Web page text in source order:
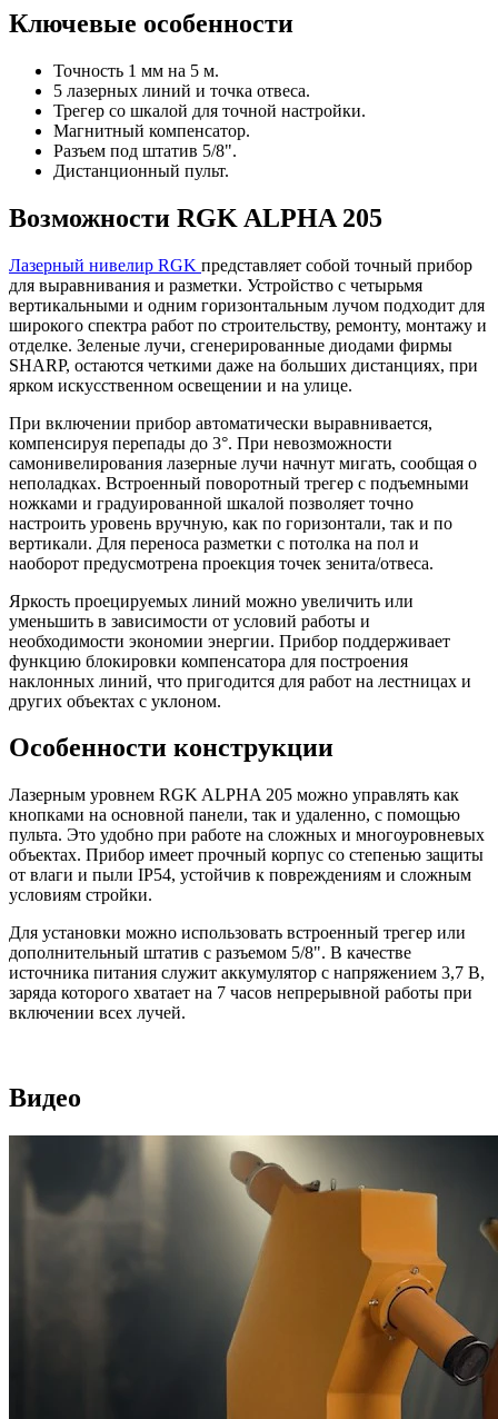
Ключевые особенности
Точность 1 мм на 5 м.
5 лазерных линий и точка отвеса.
Трегер со шкалой для точной настройки.
Магнитный компенсатор.
Разъем под штатив 5/8".
Дистанционный пульт.
Возможности RGK ALPHA 205
Лазерный нивелир RGK представляет собой точный прибор
для выравнивания и разметки. Устройство с четырьмя
вертикальными и одним горизонтальным лучом подходит для
широкого спектра работ по строительству, ремонту, монтажу и
отделке. Зеленые лучи, сгенерированные диодами фирмы
SHARP, остаются четкими даже на больших дистанциях, при
ярком искусственном освещении и на улице.
При включении прибор автоматически выравнивается,
компенсируя перепады до 3°. При невозможности
самонивелирования лазерные лучи начнут мигать, сообщая о
неполадках. Встроенный поворотный трегер с подъемными
ножками и градуированной шкалой позволяет точно
настроить уровень вручную, как по горизонтали, так и по
вертикали. Для переноса разметки с потолка на пол и
наоборот предусмотрена проекция точек зенита/отвеса.
Яркость проецируемых линий можно увеличить или
уменьшить в зависимости от условий работы и
необходимости экономии энергии. Прибор поддерживает
функцию блокировки компенсатора для построения
наклонных линий, что пригодится для работ на лестницах и
других объектах с уклоном.
Особенности конструкции
Лазерным уровнем RGK ALPHA 205 можно управлять как
кнопками на основной панели, так и удаленно, с помощью
пульта. Это удобно при работе на сложных и многоуровневых
объектах. Прибор имеет прочный корпус со степенью защиты
от влаги и пыли IP54, устойчив к повреждениям и сложным
условиям стройки.
Для установки можно использовать встроенный трегер или
дополнительный штатив с разъемом 5/8". В качестве
источника питания служит аккумулятор с напряжением 3,7 В,
заряда которого хватает на 7 часов непрерывной работы при
включении всех лучей.
Видео